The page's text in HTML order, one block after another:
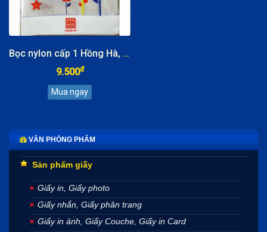
Bọc nylon cấp 1 Hồng Hà, KT: 170x240mm
9.500đ
VĂN PHÒNG PHẨM
Sản phẩm giấy
Giấy in, Giấy photo
Giấy nhắn, Giấy phân trang
Giấy in ảnh, Giấy Couche, Giấy in Card